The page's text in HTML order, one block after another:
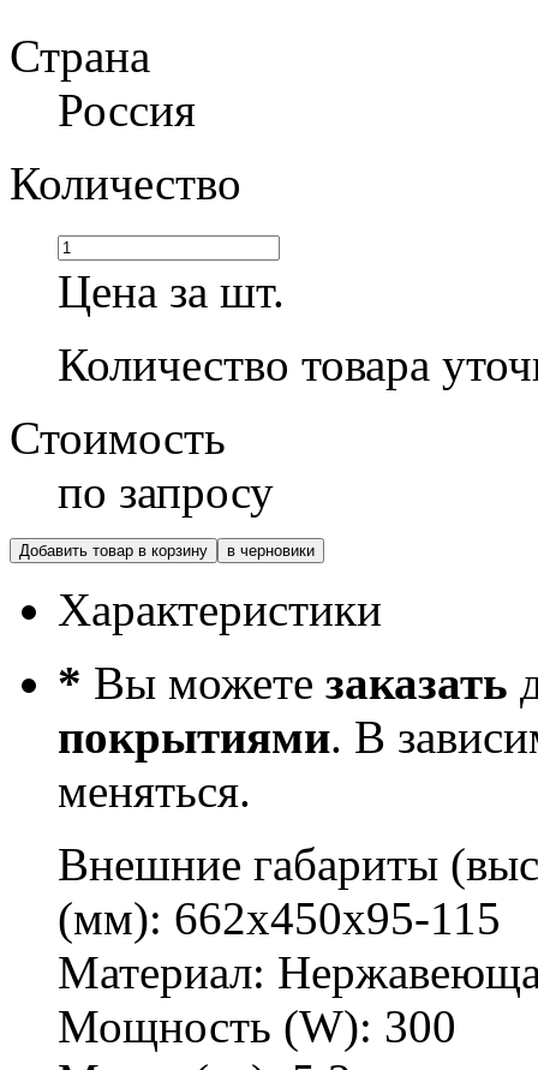
Страна
Россия
Количество
Цена за шт.
Количество товара
Стоимость
по запросу
Добавить товар в корзину в черновики
Характеристики
* Вы можете заказать
покрытиями. В
меняться.
Внешние габариты
(мм): 662х450х95-115
Материал:
Мощность (W): 300